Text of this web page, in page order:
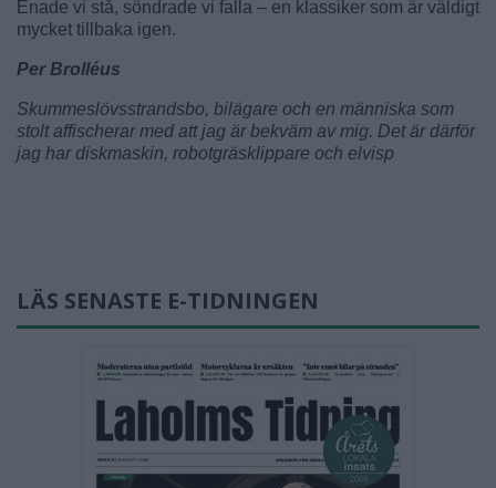
Enade vi stå, söndrade vi falla – en klassiker som är väldigt
mycket tillbaka igen.
Per Brolléus
Skummeslövsstrandsbo, bilägare och en människa som
stolt affischerar med att jag är bekväm av mig. Det är därför
jag har diskmaskin, robotgräsklippare och elvisp
LÄS SENASTE E-TIDNINGEN